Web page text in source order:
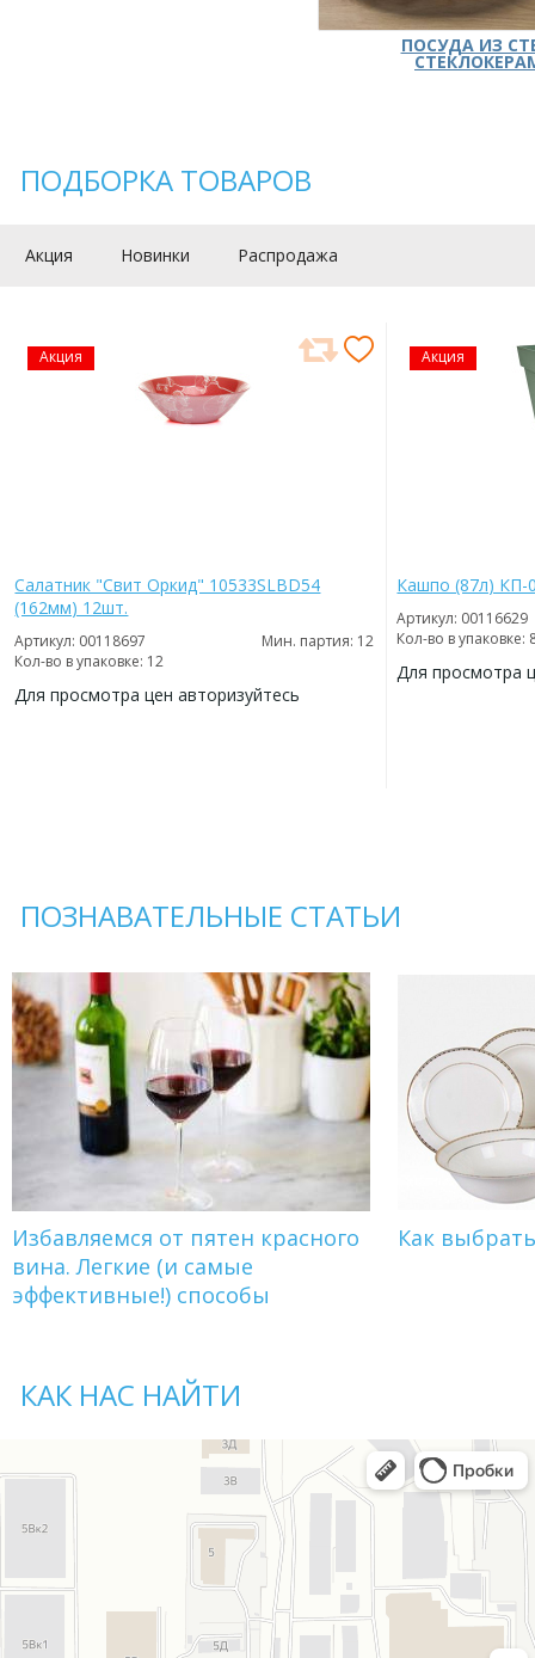
ПОСУДА ИЗ
ПОДБОРКА ТОВАРОВ
Акция Новинки Распродажа
Акция
Салатник "Свит Оркид" 10533SLBD54
(162мм) 12шт.
Артикул: 00118697
Мин. партия: 12
Кол-во в упаковке: 12
Для просмотра цен авторизуйтесь
Акция
Кашпо (87л) КП-
Артикул: 00116629
Кол-во в упаковке:
Для просмотра
ПОЗНАВАТЕЛЬНЫЕ СТАТЬИ
Избавляемся от пятен красного
вина. Легкие (и самые
эффективные!) способы
Как
КАК НАС НАЙТИ